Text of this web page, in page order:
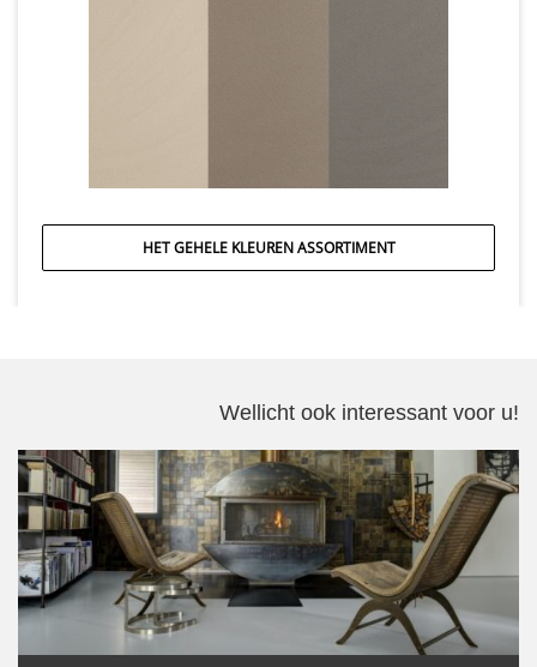
HET GEHELE KLEUREN ASSORTIMENT
Wellicht ook interessant voor u!